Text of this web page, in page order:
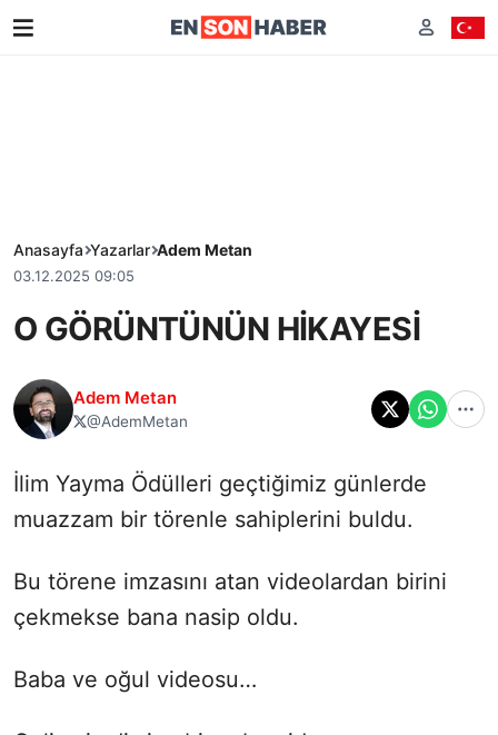
Anasayfa Yazarlar Adem Metan
03.12.2025 09:05
O GÖRÜNTÜNÜN HİKAYESİ
Adem Metan
@AdemMetan
‌İlim Yayma Ödülleri geçtiğimiz günlerde
muazzam bir törenle sahiplerini buldu.
Bu törene imzasını atan videolardan birini
çekmekse bana nasip oldu.
Baba ve oğul videosu…